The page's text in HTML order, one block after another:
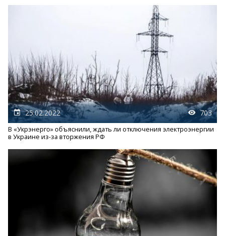
25.02.2022 703
В «Укрэнерго» объяснили, ждать ли отключения электроэнергии
в Украине из-за вторжения РФ